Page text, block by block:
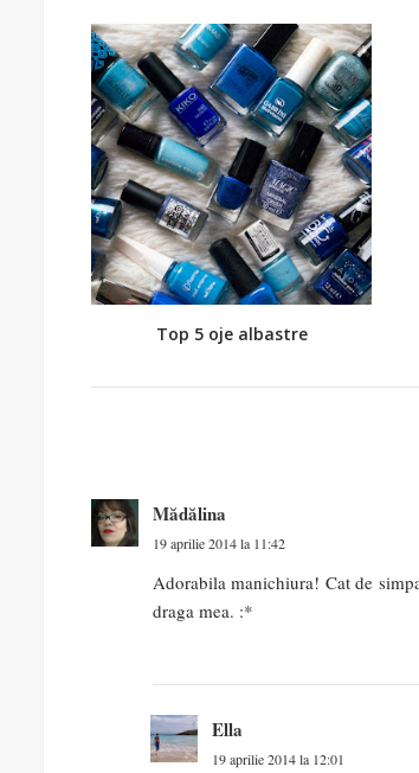
Top 5 oje albastre
Mădălina
19 aprilie 2014 la 11:42
Adorabila manichiura! Cat de
draga mea. :*
Ella
19 aprilie 2014 la 12:01